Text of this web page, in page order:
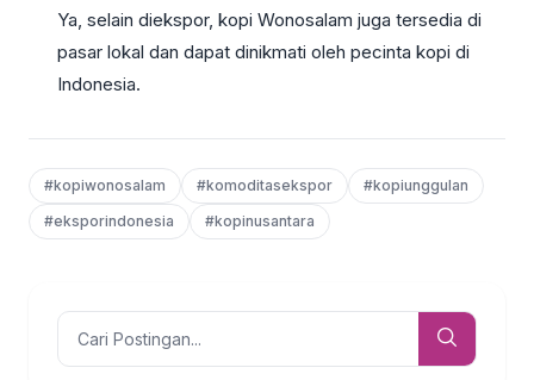
Ya, selain diekspor, kopi Wonosalam juga tersedia di
pasar lokal dan dapat dinikmati oleh pecinta kopi di
Indonesia.
#kopiwonosalam #komoditasekspor
#kopiunggulan
#eksporindonesia
#kopinusantara